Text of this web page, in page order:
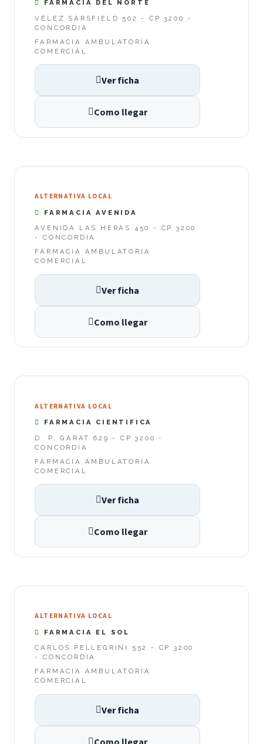
FARMACIA DEL NORTE
VÉLEZ SÁRSFIELD 502 - CP 3200 -
CONCORDIA
FARMACIA AMBULATORIA
COMERCIAL
Ver ficha
Como llegar
ALTERNATIVA LOCAL
FARMACIA AVENIDA
AVENIDA LAS HERAS 450 - CP 3200
- CONCORDIA
FARMACIA AMBULATORIA
COMERCIAL
Ver ficha
Como llegar
ALTERNATIVA LOCAL
FARMACIA CIENTIFICA
D. P. GARAT 629 - CP 3200 -
CONCORDIA
FARMACIA AMBULATORIA
COMERCIAL
Ver ficha
Como llegar
ALTERNATIVA LOCAL
FARMACIA EL SOL
CARLOS PELLEGRINI 552 - CP 3200
- CONCORDIA
FARMACIA AMBULATORIA
COMERCIAL
Ver ficha
Como llegar